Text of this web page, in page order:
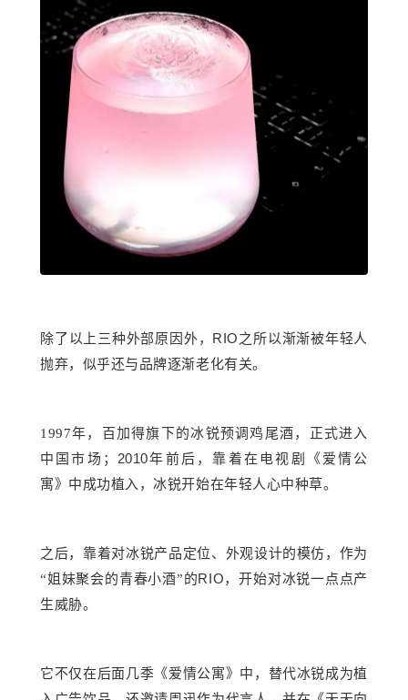
除了以上三种外部原因外， RIO之所以渐渐被年轻人
抛弃，似乎还与品牌逐渐老化有关。
1997年，百加得旗下的冰锐预调鸡尾酒，正式进入
中国市场； 2010年前后，靠着在电视剧《爱情公
寓》中成功植入，冰锐开始在年轻人心中种草。
之后，靠着对冰锐产品定位、外观设计的模仿，作为
“姐妹聚会的青春小酒”的RIO，开始对冰锐一点点产
生威胁。
它不仅在后面几季《爱情公寓》中，替代冰锐成为植